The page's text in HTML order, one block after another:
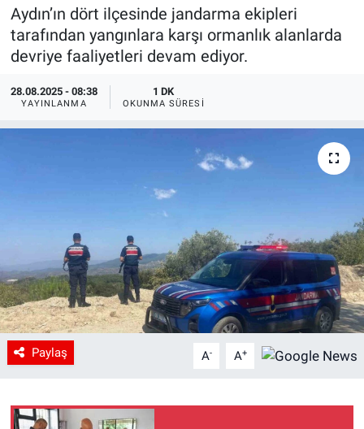
Aydın’ın dört ilçesinde jandarma ekipleri
tarafından yangınlara karşı ormanlık alanlarda
devriye faaliyetleri devam ediyor.
28.08.2025 - 08:38
YAYINLANMA
1 DK
OKUNMA SÜRESI
Paylaş A- A+